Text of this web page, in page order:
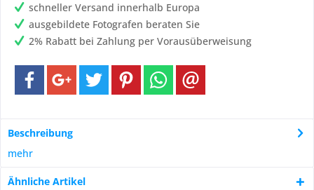
schneller Versand innerhalb Europa
ausgebildete Fotografen beraten Sie
2% Rabatt bei Zahlung per Vorausüberweisung
Beschreibung
mehr
Ähnliche Artikel